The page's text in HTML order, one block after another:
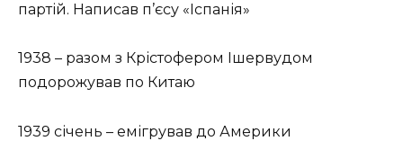
партій. Написав п’єсу «Іспанія»
1938 – разом з Крістофером Ішервудом
подорожував по Китаю
1939 січень – емігрував до Америки